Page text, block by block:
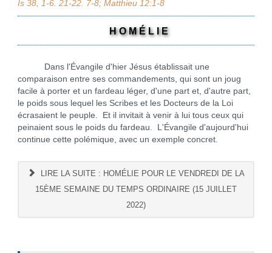
Is 38, 1-6. 21-22. 7-8; Matthieu 12:1-8
H O M É L I E
Dans l'Évangile d'hier Jésus établissait une
comparaison entre ses commandements, qui sont un joug
facile à porter et un fardeau léger, d'une part et, d'autre part,
le poids sous lequel les Scribes et les Docteurs de la Loi
écrasaient le peuple. Et il invitait à venir à lui tous ceux qui
peinaient sous le poids du fardeau. L'Évangile d'aujourd'hui
continue cette polémique, avec un exemple concret.
LIRE LA SUITE : HOMÉLIE POUR LE VENDREDI DE LA
15ÈME SEMAINE DU TEMPS ORDINAIRE (15 JUILLET
2022)